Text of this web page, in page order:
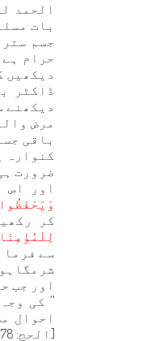
الحمد
بات
جسم
حرام
دیکھیں
ڈاکٹر
دیکھنے
مرض
باقی
کنوارہ
ضرورت
اور اس
کر
سے فرما
اور جب
'' کی
احوال